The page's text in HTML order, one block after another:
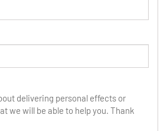
delivering personal effects or
we will be able to help you. Thank